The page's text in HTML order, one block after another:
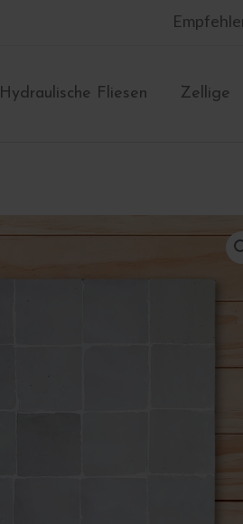
Hydraulische Fliesen Zellige